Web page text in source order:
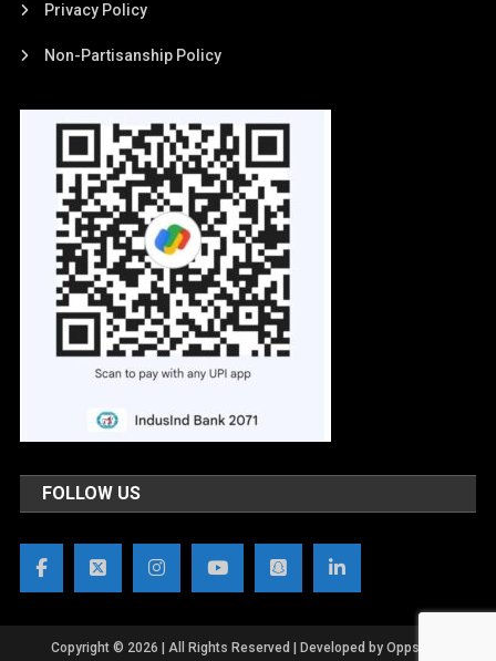
Privacy Policy
Non-Partisanship Policy
FOLLOW US
Copyright © 2026 | All Rights Reserved | Developed by OppsWeb